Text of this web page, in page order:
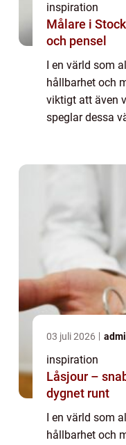
inspiration
Målare i
och pensel
I en värld som
hållbarhet och
viktigt att även
speglar dessa
03 juli 2026
inspiration
Låsjour –
dygnet runt
I en värld som
hållbarhet och